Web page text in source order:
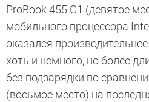
ProBook 455 G1 (девятое
мобильного процессора
оказался
хоть и немного, но более
без подзарядки по
(восьмое место) на